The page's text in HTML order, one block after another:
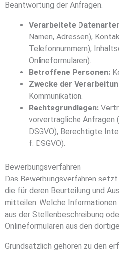
Beantwortung der Anfragen.
Verarbeitete
Namen, Adressen),
Telefonnummern),
Onlineformularen).
Betroffene Personen:
Zwecke der
Kommunikation.
Rechtsgrundlagen:
vorvertragliche Anfragen
DSGVO), Berechtigte
f. DSGVO).
Bewerbungsverfahren
Das Bewerbungsverfahren setzt
die für deren Beurteilung und
mitteilen. Welche
aus der Stellenbeschreibung
Onlineformularen aus den
Grundsätzlich gehören zu den